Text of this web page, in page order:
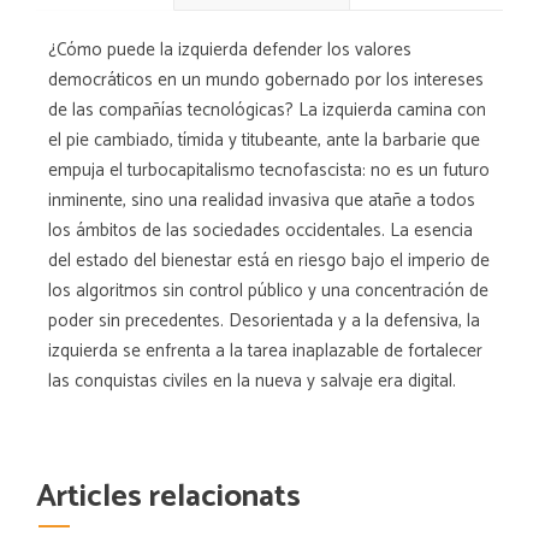
¿Cómo puede la izquierda defender los valores
democráticos en un mundo gobernado por los intereses
de las compañías tecnológicas? La izquierda camina con
el pie cambiado, tímida y titubeante, ante la barbarie que
empuja el turbocapitalismo tecnofascista: no es un futuro
inminente, sino una realidad invasiva que atañe a todos
los ámbitos de las sociedades occidentales. La esencia
del estado del bienestar está en riesgo bajo el imperio de
los algoritmos sin control público y una concentración de
poder sin precedentes. Desorientada y a la defensiva, la
izquierda se enfrenta a la tarea inaplazable de fortalecer
las conquistas civiles en la nueva y salvaje era digital.
Articles relacionats